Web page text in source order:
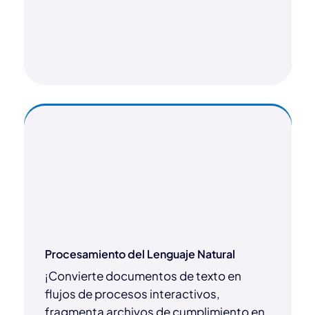
Procesamiento del Lenguaje Natural
¡Convierte documentos de texto en
flujos de procesos interactivos,
fragmenta archivos de cumplimiento en